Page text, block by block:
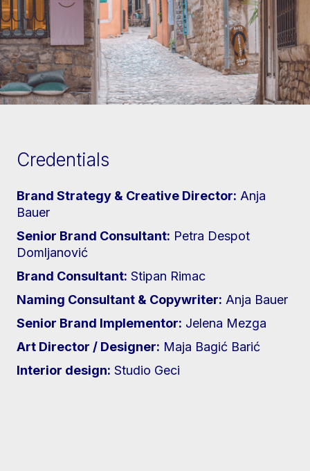
Credentials
Brand Strategy & Creative Director: Anja
Bauer
Senior Brand Consultant: Petra Despot
Domljanović
Brand Consultant: Stipan Rimac
Naming Consultant & Copywriter: Anja Bauer
Senior Brand Implementor: Jelena Mezga
Art Director / Designer: Maja Bagić Barić
Interior design: Studio Geci